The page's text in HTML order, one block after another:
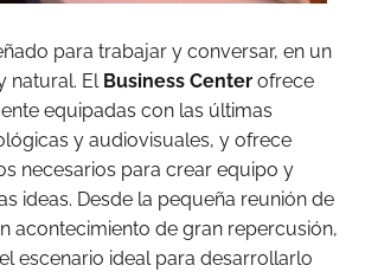
para trabajar y conversar, en un
natural. El Business Center ofrece
equipadas con las últimas
y audiovisuales, y ofrece
necesarios para crear equipo y
ideas. Desde la pequeña reunión de
acontecimiento de gran repercusión,
escenario ideal para desarrollarlo